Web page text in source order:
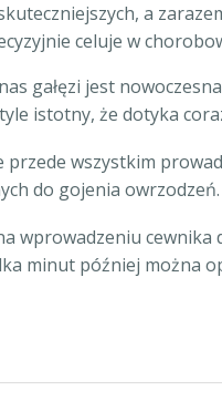
a
celuje w
gałęzi jest
istotny, że dotyka
wszystkim
do gojenia owrzodzeń.
wprowadzeniu
minut później można